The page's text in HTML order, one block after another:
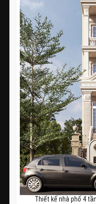
Thiết kế nhà phố 4